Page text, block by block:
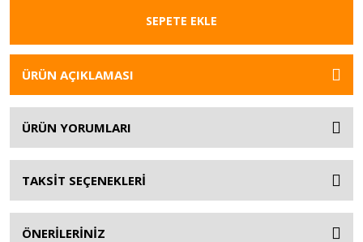
SEPETE EKLE
ÜRÜN AÇIKLAMASI
ÜRÜN YORUMLARI
TAKSİT SEÇENEKLERİ
ÖNERİLERİNİZ